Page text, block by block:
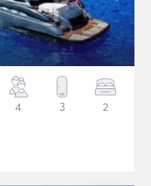
4 3 2